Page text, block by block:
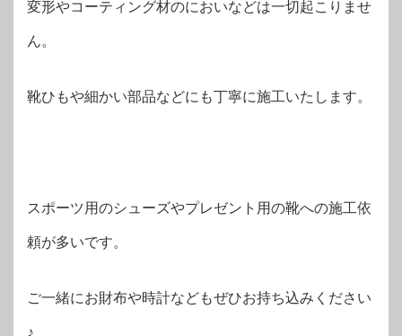
変形やコーティング材のにおいなどは一切起こりませ
ん。
靴ひもや細かい部品などにも丁寧に施工いたします。
スポーツ用のシューズやプレゼント用の靴への施工依
頼が多いです。
ご一緒にお財布や時計などもぜひお持ち込みください
♪